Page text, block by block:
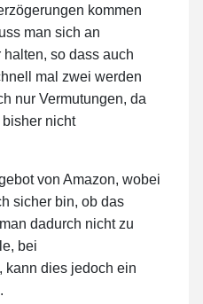
kommen
man sich an
so dass auch
mal zwei werden
nur Vermutungen, da
nicht
von Amazon, wobei
sicher bin, ob das
dadurch nicht zu
bei
kann dies jedoch ein